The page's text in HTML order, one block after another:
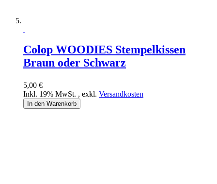
Colop WOODIES Stempelkissen
Braun oder Schwarz
5,00 €
Inkl. 19% MwSt. , exkl. Versandkosten
In den Warenkorb